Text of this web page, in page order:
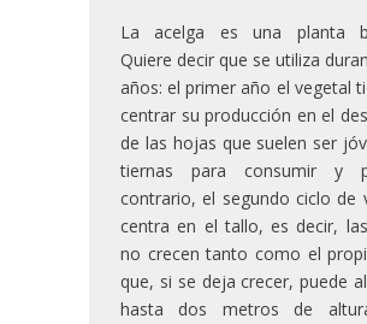
La acelga es una planta
Quiere decir que se utiliza
años: el primer año el vegetal
centrar su producción en el
de las hojas que suelen ser
tiernas para consumir y
contrario, el segundo ciclo de
centra en el tallo, es decir,
no crecen tanto como el
que, si se deja crecer, puede
hasta dos metros de